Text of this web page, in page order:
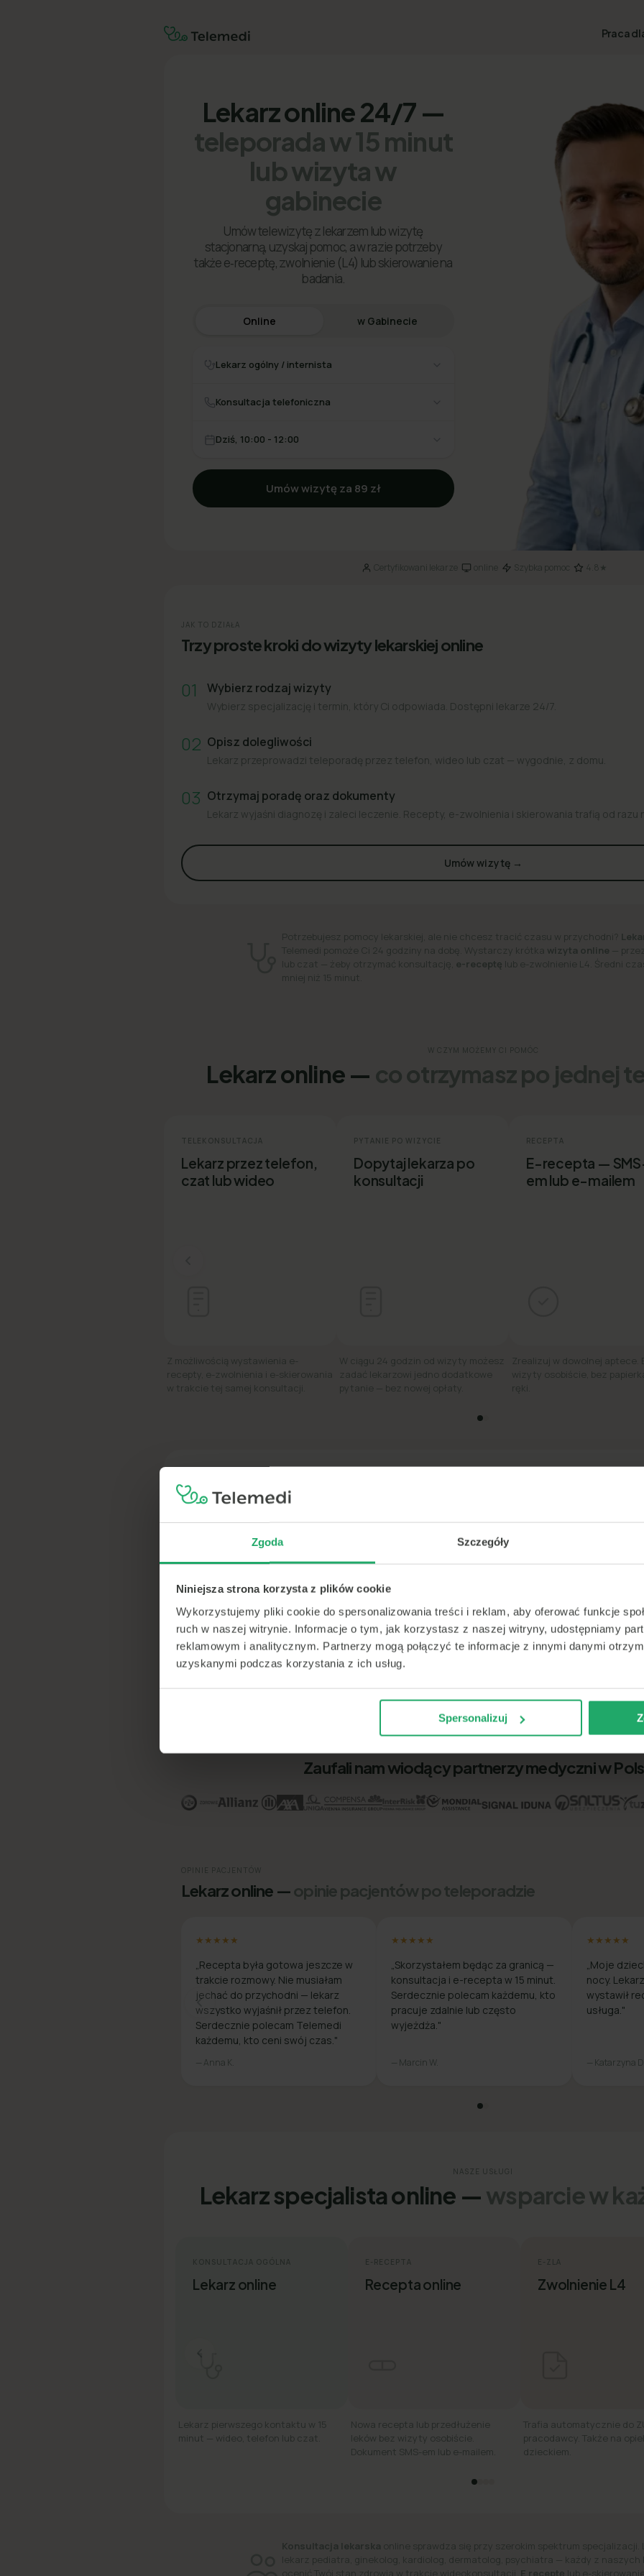
Zgoda Szczegóły
Niniejsza strona korzysta z plików cookie
Wykorzystujemy pliki cookie do spersonalizowania treści i reklam, aby oferować funkcje
ruch w naszej witrynie. Informacje o tym, jak korzystasz z naszej witryny, udostępniamy
reklamowym i analitycznym. Partnerzy mogą połączyć te informacje z innymi danymi
uzyskanymi podczas korzystania z ich usług.
Spersonalizuj
Praca
Lekarz online 24/7 —
teleporada w 15 minut
lub wizyta w
gabinecie
Umów telewizytę z lekarzem lub wizytę
stacjonarną, uzyskaj pomoc, a w razie potrzeby
także e‑receptę, zwolnienie (L4) lub skierowanie na
badania.
Online w Gabinecie
Lekarz ogólny / internista
Konsultacja telefoniczna
Dziś, 10:00 - 12:00
Umów wizytę za 89 zł
Certyfikowani lekarze· online· Szybka pomoc 4.8★
JAK TO DZIAŁA
Trzy proste kroki do wizyty lekarskiej online
01 Wybierz rodzaj wizyty
Wybierz specjalizację i termin, który Ci odpowiada. Dostępni lekarze 24/7.
02 Opisz dolegliwości
Lekarz przeprowadzi teleporadę przez telefon, wideo lub czat — wygodnie, z domu.
03 Otrzymaj poradę oraz dokumenty
Lekarz wyjaśni diagnozę i zaleci leczenie. Recepty, e-zwolnienia i skierowania trafią od razu
Umów wizytę →
Potrzebujesz pomocy lekarskiej, ale nie chcesz tracić czasu w przychodni?
Telemedi pomoże Ci 24 godziny na dobę. Wystarczy krótka wizyta online —
lub czat — żeby otrzymać konsultację, e-receptę lub e-zwolnienie L4. Średni
mniej niż 15 minut.
W CZYM MOŻEMY CI POMÓC
Lekarz online — co otrzymasz po jednej
TELEKONSULTACJA
Lekarz przez telefon,
czat lub wideo
Z możliwością wystawienia e-
recepty, e-zwolnienia i e-skierowania
w trakcie tej samej konsultacji.
PYTANIE PO WIZYCIE
Dopytaj lekarza po
konsultacji
W ciągu 24 godzin od wizyty możesz
zadać lekarzowi jedno dodatkowe
pytanie — bez nowej opłaty.
RECEPTA
E-recepta —
em lub e-mailem
Zrealizuj w dowolnej aptece.
wizyty osobiście, bez
ręki.
Telemedi #1 w szybkiej poradzie lekarskiej online w
600+
lekarzy
<15m
App Store
Google Play
Zaufali nam wiodący partnerzy medyczni w
OPINIE PACJENTÓW
Lekarz online —opinie pacjentów po teleporadzie
★★★★★
„Recepta była gotowa jeszcze w
trakcie rozmowy. Nie musiałam
jechać do przychodni — lekarz
wszystko wyjaśnił przez telefon.
Serdecznie polecam Telemedi
każdemu, kto ceni swój czas."
— Anna K.
★★★★★
„Skorzystałem będąc za granicą —
konsultacja i e-recepta w 15 minut.
Serdecznie polecam każdemu, kto
pracuje zdalnie lub często
wyjeżdża."
— Marcin W.
★★★★★
„Moje
nocy.
wystawił
usługa."
— Katarzyna D.
NASZE USŁUGI
Lekarz specjalista online — wsparcie w
Lekarz online
Lekarz pierwszego kontaktu w 15
minut — wideo, telefon lub czat.
E-RECEPTA
Recepta online
Nowa recepta lub przedłużenie
leków bez wizyty osobiście.
Dokument SMS-em lub e-mailem.
E-ZLA
Zwolnienie L4
Trafia automatycznie do
pracodawcy. Także na
dzieckiem.
Konsultacja lekarska online sprawdza się przy szerokim spektrum specjalizacji.
lekarz pediatra, ginekolog, kardiolog, dermatolog, psychiatra — każdy z naszych
ocenić Twój stan zdrowia w trakcie wideokonsultacji. E receptę lub e-